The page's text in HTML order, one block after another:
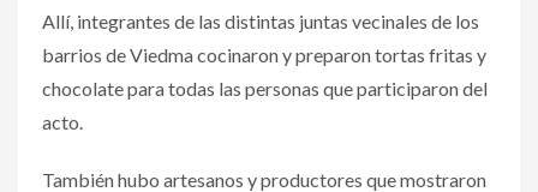
Allí, integrantes de las distintas juntas vecinales de los
barrios de Viedma cocinaron y preparon tortas fritas y
chocolate para todas las personas que participaron del
acto.
También hubo artesanos y productores que mostraron